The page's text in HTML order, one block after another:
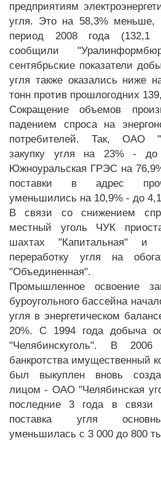
предприятиям
угля. Это на 58,3% меньше,
период 2008 года (132,1
сообщили
сентябрьские показатели
угля также оказались ниже
тонн против прошлогодних
Сокращение объемов
падением спроса на
потребителей. Так, ОАО
закупку угля на 23% -
Южноуральская ГРЭС на
поставки в адрес
уменьшились на 10,9% - до
В связи со снижением
местный уголь ЧУК
шахтах "Капитальная" и
переработку угля на
"Объединенная".
Промышленное освоение
буроугольного бассейна
угля в энергетическом
20%. С 1994 года добыча
"Челябинскуголь". В
банкротства имущественный
был выкуплен вновь
лицом - ОАО "Челябинская
последние 3 года в связи
поставка угля
уменьшилась с 3 000 до 800